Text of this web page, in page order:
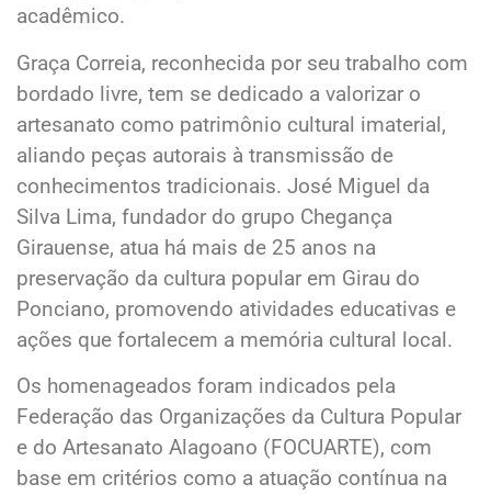
acadêmico.
Graça Correia, reconhecida por seu trabalho com
bordado livre, tem se dedicado a valorizar o
artesanato como patrimônio cultural imaterial,
aliando peças autorais à transmissão de
conhecimentos tradicionais. José Miguel da
Silva Lima, fundador do grupo Chegança
Girauense, atua há mais de 25 anos na
preservação da cultura popular em Girau do
Ponciano, promovendo atividades educativas e
ações que fortalecem a memória cultural local.
Os homenageados foram indicados pela
Federação das Organizações da Cultura Popular
e do Artesanato Alagoano (FOCUARTE), com
base em critérios como a atuação contínua na